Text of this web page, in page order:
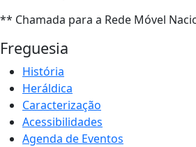
** Chamada para a Rede Móvel
Freguesia
História
Heráldica
Caracterização
Acessibilidades
Agenda de Eventos